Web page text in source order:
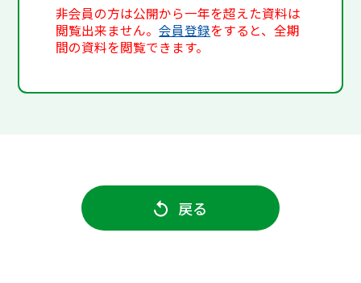
非会員の方は公開から一年を超えた資料は
閲覧出来ません。会員登録をすると、全期
間の資料を閲覧できます。
戻る